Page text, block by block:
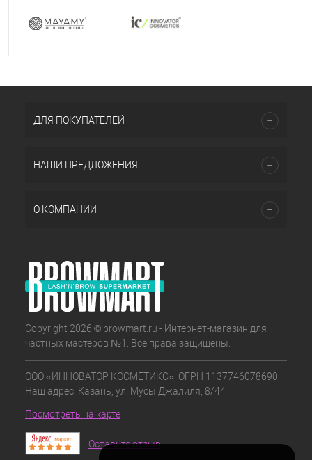
ДЛЯ ПОКУПАТЕЛЕЙ
НАШИ ПРЕДЛОЖЕНИЯ
О КОМПАНИИ
Copyright 2026 © browmart.ru - Интернет-магазин для
частных мастеров №1. Все права защищены.
ООО «ИННОВАТОР КОСМЕТИКС», ОГРН 1137746078690
Наш адрес: Казань, ул. Мусы Джалиля, 8/44
Посмотреть на карте
Оставьте отзыв